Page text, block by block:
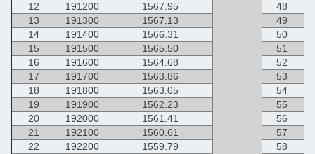
12
191200 1567.95 48
13
191300 1567.13 49
14
191400 1566.31 50
15
191500 1565.50 51
16
191600 1564.68 52
17
191700 1563.86 53
18
191800 1563.05 54
19
191900 1562.23 55
20
192000 1561.41 56
21
192100 1560.61 57
22
192200 1559.79 58